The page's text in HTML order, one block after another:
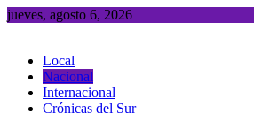
Saltar
jueves, agosto 6, 2026
Local
Nacional
Internacional
Crónicas del Sur